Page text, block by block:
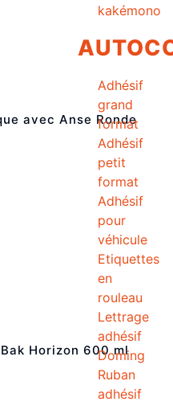
kakémono
Adhésif
grand
format
Adhésif
petit
format
Adhésif
pour
véhicule
Etiquettes
en
rouleau
Lettrage
adhésif
Doming
Ruban
adhésif
avec Anse Ronde
Horizon 600 ml